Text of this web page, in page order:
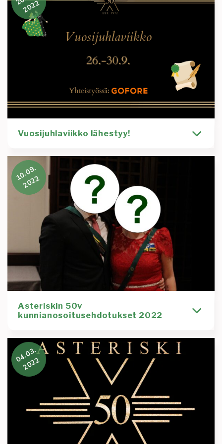
2025 ja juuri sinä
Tiedotus
Yleinen
53-vujut viiskolmoset
Lue lisää
mukaan
2022
Vuosijuhlaviikko lähestyy!
Asteriskin 50-vuotis vuosijuhlia lämmitellään jo ensi
viikolla vuosijuhlaviikon tapahtumissa. Tapahtumat
ovat kaikille Asteriskin jäsenille avoimia
osallistuitpa vuosijuhlille tai et. Uutisessa lyhyet
kuvaukset vuosijuhlaviikon tapahtumista.
Lauri Orava
Uutinen
asteriski50 funfun
sitsit
vujut vuosijuhlat
Lue lisää
:
Vuosijuhlaviikko
10.09.
2022
Asteriskin 50v
kunnianosoitusehdotukset 2022
Kunnianosoitusehdotukset Proposals for honors
Uutinen
ansiomerkki
kunniamerkki
kunnianosoitukset
Lue lisää
:
04.03.
2022